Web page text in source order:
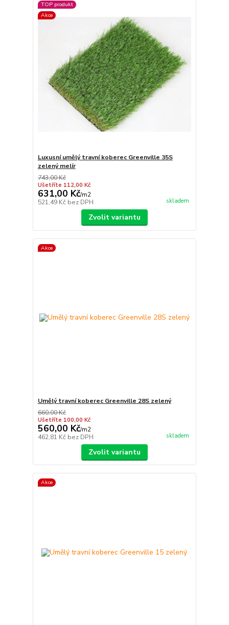
TOP produkt
Akce
Luxusní umělý travní koberec Greenville 35S
zelený melír
743,00 Kč
Ušetříte 112,00 Kč
631,00 Kč/m2
521,49 Kč bez DPH skladem
Zvolit variantu
Akce
Umělý travní koberec Greenville 28S zelený
660,00 Kč
Ušetříte 100,00 Kč
560,00 Kč/m2
462,81 Kč bez DPH skladem
Zvolit variantu
Akce